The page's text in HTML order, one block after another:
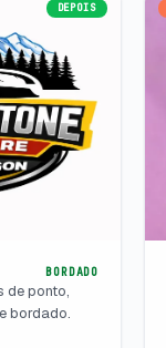
DEPOIS
BORDADO
de ponto,
bordado.